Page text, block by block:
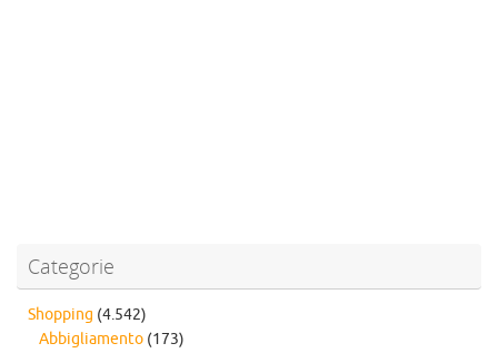
Categorie
Shopping (4.542)
Abbigliamento (173)